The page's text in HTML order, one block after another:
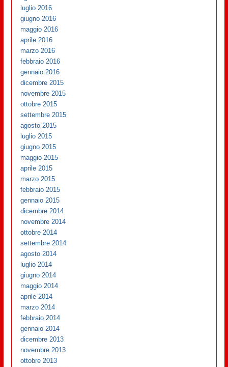
luglio 2016
giugno 2016
maggio 2016
aprile 2016
marzo 2016
febbraio 2016
gennaio 2016
dicembre 2015
novembre 2015
ottobre 2015
settembre 2015
agosto 2015
luglio 2015
giugno 2015
maggio 2015
aprile 2015
marzo 2015
febbraio 2015
gennaio 2015
dicembre 2014
novembre 2014
ottobre 2014
settembre 2014
agosto 2014
luglio 2014
giugno 2014
maggio 2014
aprile 2014
marzo 2014
febbraio 2014
gennaio 2014
dicembre 2013
novembre 2013
ottobre 2013